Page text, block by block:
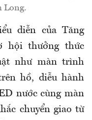
Long.
diễn của Tăng
hội thưởng thức
như màn trình
hồ, diễu hành
nước cùng màn
chuyển giao từ